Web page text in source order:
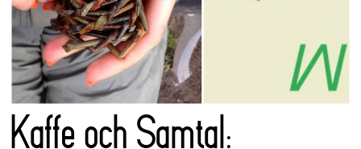
Kaffe och Samtal: